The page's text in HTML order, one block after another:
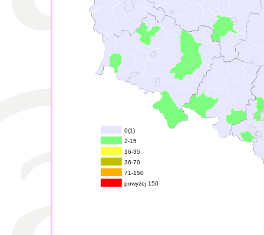
0(1)
2-15
16-35
36-70
71-150
powyżej 150